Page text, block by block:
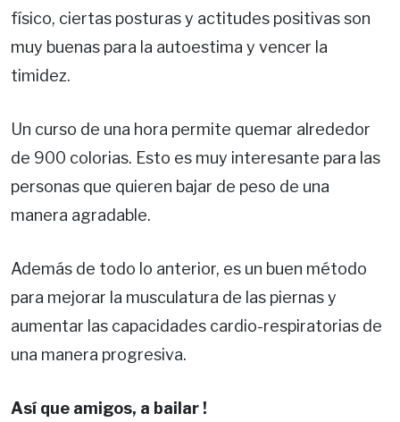
físico, ciertas posturas y actitudes positivas son
muy buenas para la autoestima y vencer la
timidez.
Un curso de una hora permite quemar alrededor
de 900 colorias. Esto es muy interesante para las
personas que quieren bajar de peso de una
manera agradable.
Además de todo lo anterior, es un buen método
para mejorar la musculatura de las piernas y
aumentar las capacidades cardio-respiratorias de
una manera progresiva.
Así que amigos, a bailar !